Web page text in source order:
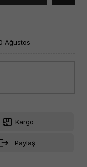
Ağustos
Kargo
Paylaş